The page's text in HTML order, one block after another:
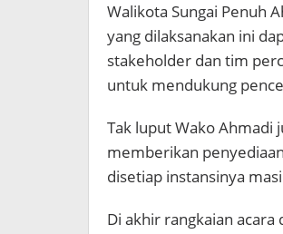
Walikota Sungai Penuh
yang dilaksanakan ini
stakeholder dan tim
untuk mendukung
Tak luput Wako Ahmadi
memberikan
disetiap instansinya
Di akhir rangkaian